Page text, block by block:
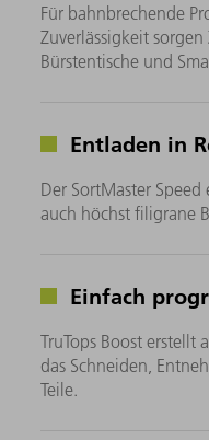
Für bahnbrechende
Zuverlässigkeit sorgen
Bürstentische und
Entladen in
Der SortMaster
auch höchst filigrane
Einfach
TruTops Boost erstellt
das Schneiden,
Teile.